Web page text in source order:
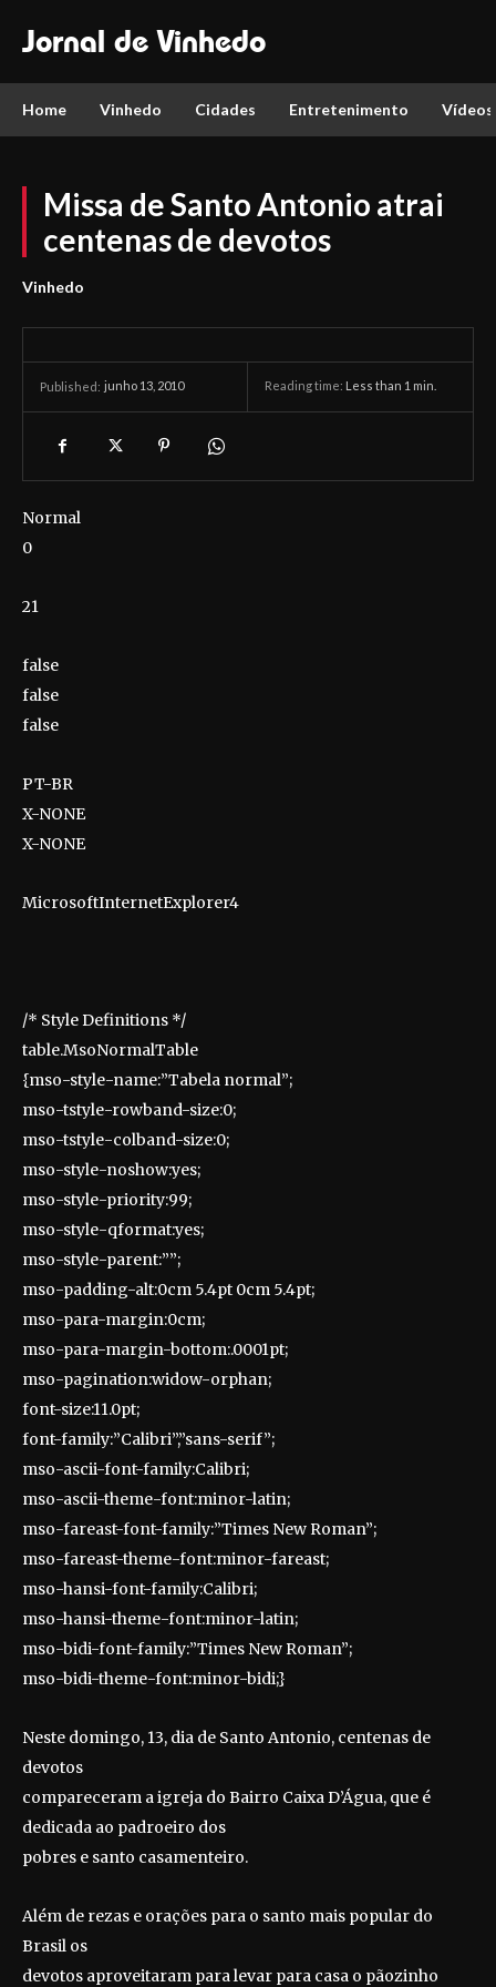
Jornal de Vinhedo
Home Vinhedo Cidades Entretenimento Vídeos
Missa de Santo Antonio atrai
centenas de devotos
Vinhedo
Published: junho 13, 2010 Reading time: Less than 1 min.
Normal
0
21
false
false
false
PT-BR
X-NONE
X-NONE
MicrosoftInternetExplorer4
/* Style Definitions */
table.MsoNormalTable
{mso-style-name:”Tabela normal”;
mso-tstyle-rowband-size:0;
mso-tstyle-colband-size:0;
mso-style-noshow:yes;
mso-style-priority:99;
mso-style-qformat:yes;
mso-style-parent:””;
mso-padding-alt:0cm 5.4pt 0cm 5.4pt;
mso-para-margin:0cm;
mso-para-margin-bottom:.0001pt;
mso-pagination:widow-orphan;
font-size:11.0pt;
font-family:”Calibri”,”sans-serif”;
mso-ascii-font-family:Calibri;
mso-ascii-theme-font:minor-latin;
mso-fareast-font-family:”Times New Roman”;
mso-fareast-theme-font:minor-fareast;
mso-hansi-font-family:Calibri;
mso-hansi-theme-font:minor-latin;
mso-bidi-font-family:”Times New Roman”;
mso-bidi-theme-font:minor-bidi;}
Neste domingo, 13, dia de Santo Antonio, centenas de
devotos
compareceram a igreja do Bairro Caixa D’Água, que é
dedicada ao padroeiro dos
pobres e santo casamenteiro.
Além de rezas e orações para o santo mais popular do
Brasil os
devotos aproveitaram para levar para casa o pãozinho